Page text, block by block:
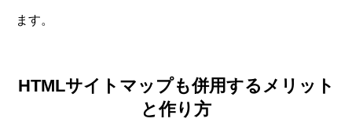
ます。
HTMLサイトマップも併用するメリット
と作り方